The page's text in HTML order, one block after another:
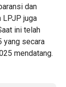
dan
juga
ini telah
yang secara
mendatang.